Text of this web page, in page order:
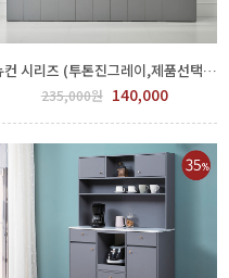
뉴컨 시리즈 (투톤진그레이,제품선택) GTK1020-007
235,000원 140,000